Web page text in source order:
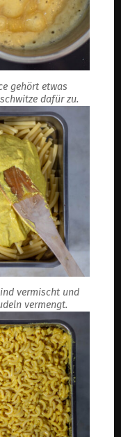
gehört etwas
dafür zu.
vermischt und
vermengt.